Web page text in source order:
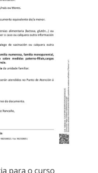
para o curso